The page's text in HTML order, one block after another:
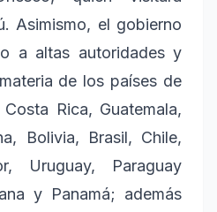
Asimismo, el gobierno
a altas autoridades y
de los países de
Rica, Guatemala,
Bolivia, Brasil, Chile,
Uruguay, Paraguay
y Panamá; además